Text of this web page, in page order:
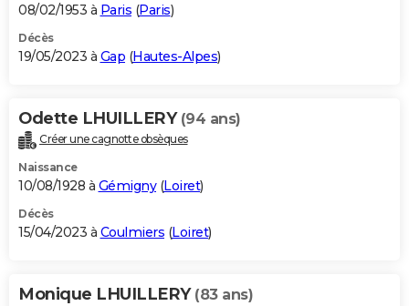
08/02/1953 à Paris (Paris)
Décès
19/05/2023 à Gap (Hautes-Alpes)
Odette LHUILLERY (94 ans)
Créer une cagnotte obsèques
Naissance
10/08/1928 à Gémigny(Loiret)
Décès
15/04/2023 à Coulmiers (Loiret)
Monique LHUILLERY (83 ans)